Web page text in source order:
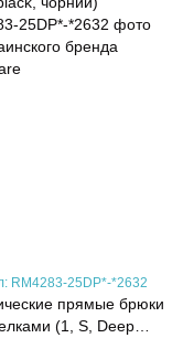
RM4283-25DP*-*2632
прямые брюки
(1, S, Deep